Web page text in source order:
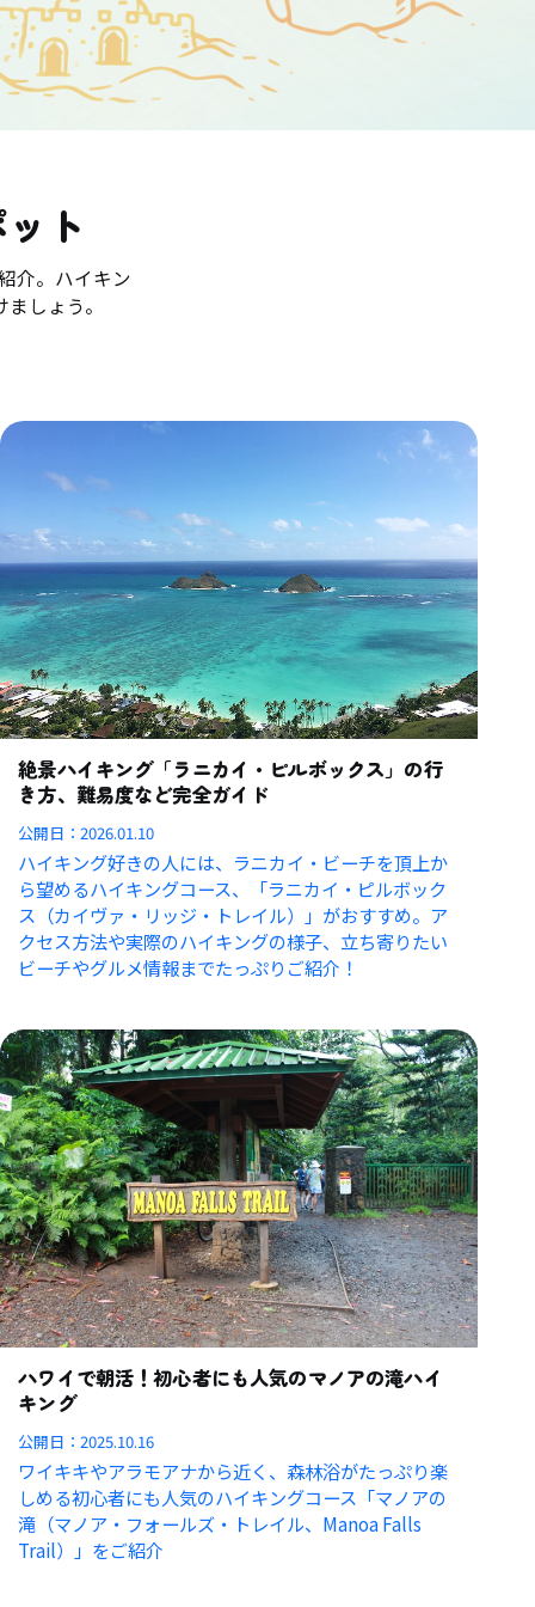
ト
介。ハイキン
しょう。
絶景ハイキング「ラニカイ・ピルボックス」の行
き方、難易度など完全ガイド
公開日：2026.01.10
ハイキング好きの人には、ラニカイ・ビーチを頂上か
ら望めるハイキングコース、「ラニカイ・ピルボック
ス（カイヴァ・リッジ・トレイル）」がおすすめ。ア
クセス方法や実際のハイキングの様子、立ち寄りたい
ビーチやグルメ情報までたっぷりご紹介！
ハワイで朝活！初心者にも人気のマノアの滝ハイ
キング
公開日：2025.10.16
ワイキキやアラモアナから近く、森林浴がたっぷり楽
しめる初心者にも人気のハイキングコース「マノアの
滝（マノア・フォールズ・トレイル、Manoa Falls
Trail）」をご紹介